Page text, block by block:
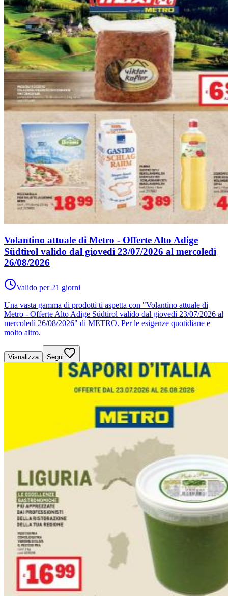
Volantino attuale di Metro - Offerte Alto Adige
Südtirol valido dal giovedì 23/07/2026 al mercoledì
26/08/2026
Valido per 21 giorni
Una vasta gamma di prodotti ti aspetta con "Volantino attuale di
Metro - Offerte Alto Adige Südtirol valido dal giovedì 23/07/2026 al
mercoledì 26/08/2026" di METRO. Per le esigenze quotidiane e
molto altro.
Visualizza Segui